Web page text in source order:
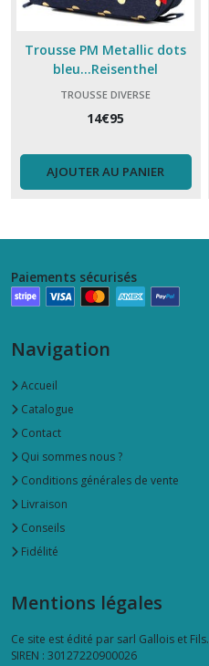
Trousse PM Metallic dots
bleu...Reisenthel
TROUSSE DIVERSE
14€95
AJOUTER AU PANIER
Paiements sécurisés
Navigation
Accueil
Catalogue
Contact
Qui sommes nous ?
Conditions générales de vente
Livraison
Conseils
Fidélité
Mentions légales
Ce site est édité par sarl Gallois et Fils.
SIREN : 30127220900026